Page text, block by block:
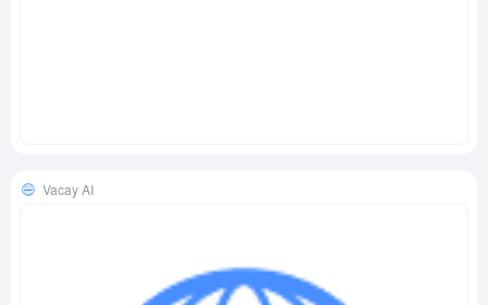
Vacay AI